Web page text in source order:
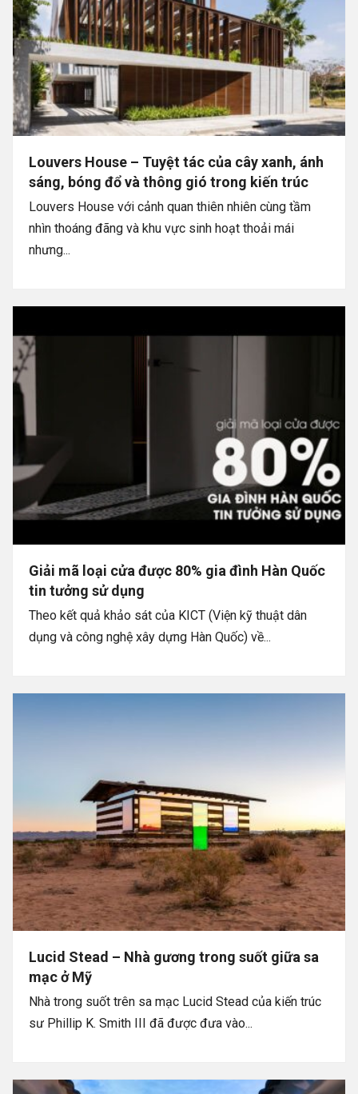
Louvers House – Tuyệt tác của cây xanh, ánh
sáng, bóng đổ và thông gió trong kiến trúc
Louvers House với cảnh quan thiên nhiên cùng tầm
nhìn thoáng đãng và khu vực sinh hoạt thoải mái
nhưng...
Giải mã loại cửa được 80% gia đình Hàn Quốc
tin tưởng sử dụng
Theo kết quả khảo sát của KICT (Viện kỹ thuật dân
dụng và công nghệ xây dựng Hàn Quốc) về...
Lucid Stead – Nhà gương trong suốt giữa sa
mạc ở Mỹ
Nhà trong suốt trên sa mạc Lucid Stead của kiến trúc
sư Phillip K. Smith III đã được đưa vào...